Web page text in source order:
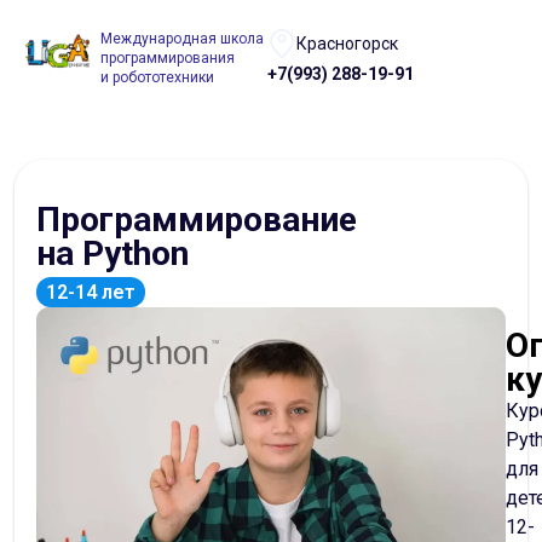
Международная школа
программирования
и робототехники
Красногорск
+7(993) 288-19-91
Программирование
на Python
12-14 лет
для
12-